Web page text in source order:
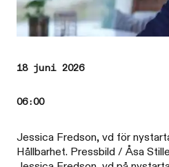
18 juni 2026
06:00
Jessica Fredson, vd för
Hållbarhet. Pressbild / Åsa